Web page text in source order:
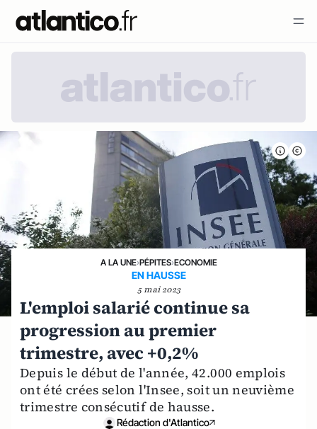
A LA UNE›PÉPITES›ECONOMIE
EN HAUSSE
5 mai 2023
L'emploi salarié continue sa
progression au premier
trimestre, avec +0,2%
Depuis le début de l'année, 42.000 emplois
ont été crées selon l'Insee, soit un neuvième
trimestre consécutif de hausse.
Rédaction d'Atlantico